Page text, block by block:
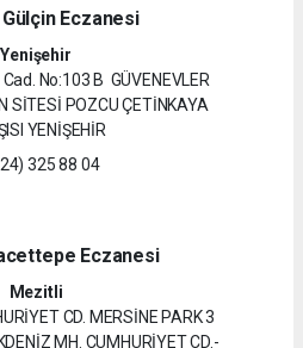
Gülçin Eczanesi
Yenişehir
No:103 B GÜVENEVLER
SİTESİ POZCU ÇETİNKAYA
YENİŞEHİR
325 88 04
Eczanesi
Mezitli
CD. MERSİNE PARK 3
MH. CUMHURİYET CD.-